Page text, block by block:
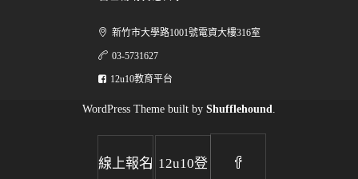
新竹市大學路1001號電資大樓316室
03-5731627
12u10教育平台
WordPress Theme built by Shufflehound.
線上報名| 12u10登